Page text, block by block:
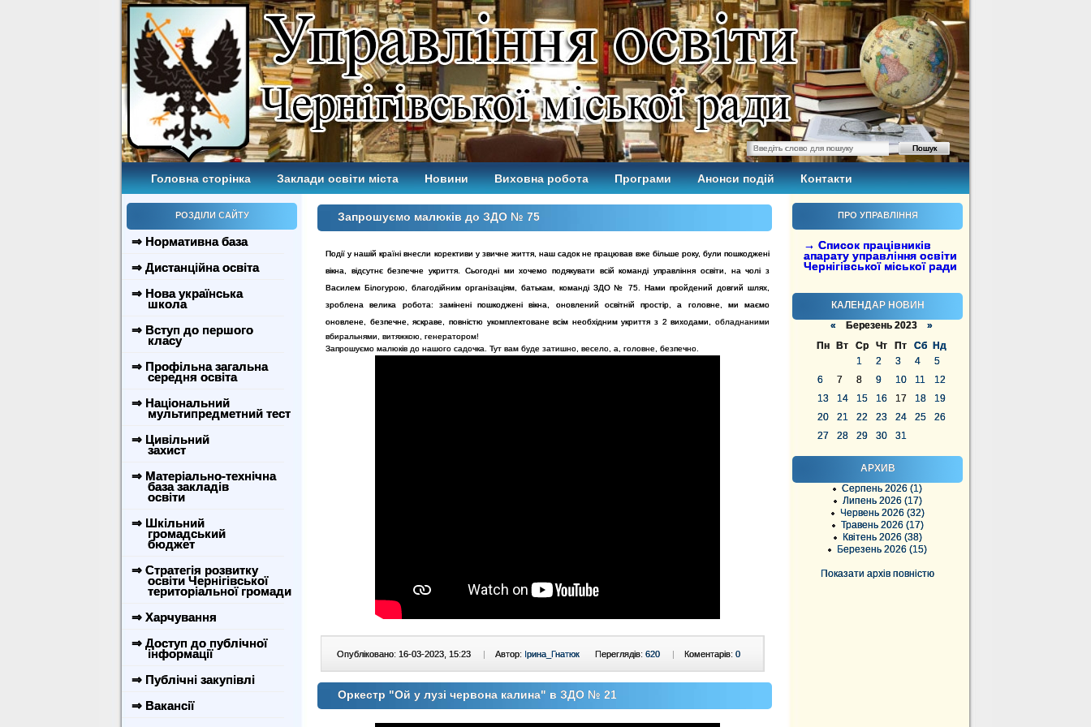
Головна сторінка Заклади освіти міста Новини Виховна робота Програми Анонси подій Контакти
РОЗДІЛИ САЙТУ
⇒ Нормативна база
⇒ Дистанційна освіта
⇒ Нова українська
школа
⇒ Вступ до першого
класу
⇒ Профільна загальна
середня освіта
⇒ Національний
мультипредметний тест
⇒ Цивільний
захист
⇒ Матеріально-технічна
база закладів
освіти
⇒ Шкільний
громадський
бюджет
⇒ Стратегія розвитку
освіти Чернігівської
територіальної громади
⇒ Харчування
⇒ Доступ до публічної
інформації
⇒ Публічні закупівлі
⇒ Вакансії
ПРО УПРАВЛІННЯ
→ Список працівників
апарату управління освіти
Чернігівської міської ради
КАЛЕНДАР НОВИН
« Березень 2023 »
Пн
Вт Ср Чт Пт Сб
Нд
1
2 3 4
5
6
7 8 9 10 11
12
13
14 15 16 17 18
19
20
21 22 23 24 25
26
27
28 29 30 31
АРХИВ
Серпень 2026 (1)
Липень 2026 (17)
Червень 2026 (32)
Травень 2026 (17)
Квітень 2026 (38)
Березень 2026 (15)
Показати архів повністю
Запрошуємо малюків до ЗДО № 75
Події у нашій країні внесли корективи у звичне життя, наш садок не працював вже більше року, були пошкоджені
вікна, відсутнє безпечне укриття. Сьогодні ми хочемо подякувати всій команді управління освіти, на чолі з
Василем Білогурою, благодійним організаціям, батькам, команді ЗДО № 75. Нами пройдений довгий шлях,
зроблена велика робота: замінені пошкоджені вікна, оновлений освітній простір, а головне, ми маємо
оновлене, безпечне, яскраве, повністю укомплектоване всім необхідним укриття з 2 виходами, обладнаними
вбиральнями, витяжкою, генератором!
Запрошуємо малюків до нашого садочка. Тут вам буде затишно, весело, а, головне, безпечно.
Опубліковано: 16-03-2023, 15:23 | Автор: Ірина_Гнатюк Коментарів: 0
Переглядів: 620 |
Оркестр "Ой у лузі червона калина" в ЗДО № 21